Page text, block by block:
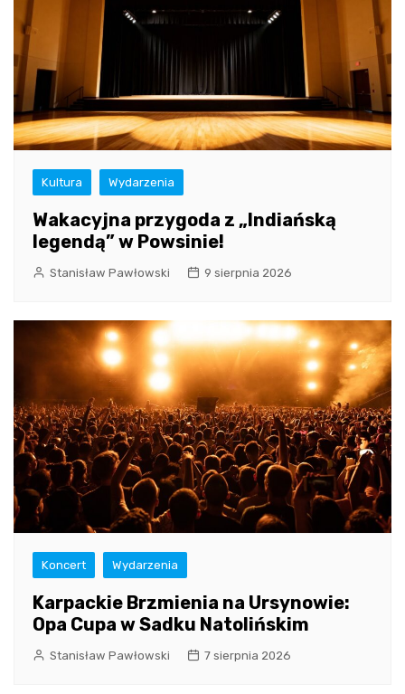
Kultura Wydarzenia
Wakacyjna przygoda z „Indiańską
legendą” w Powsinie!
Stanisław Pawłowski 9 sierpnia 2026
Koncert Wydarzenia
Karpackie Brzmienia na Ursynowie:
Opa Cupa w Sadku Natolińskim
Stanisław Pawłowski 7 sierpnia 2026